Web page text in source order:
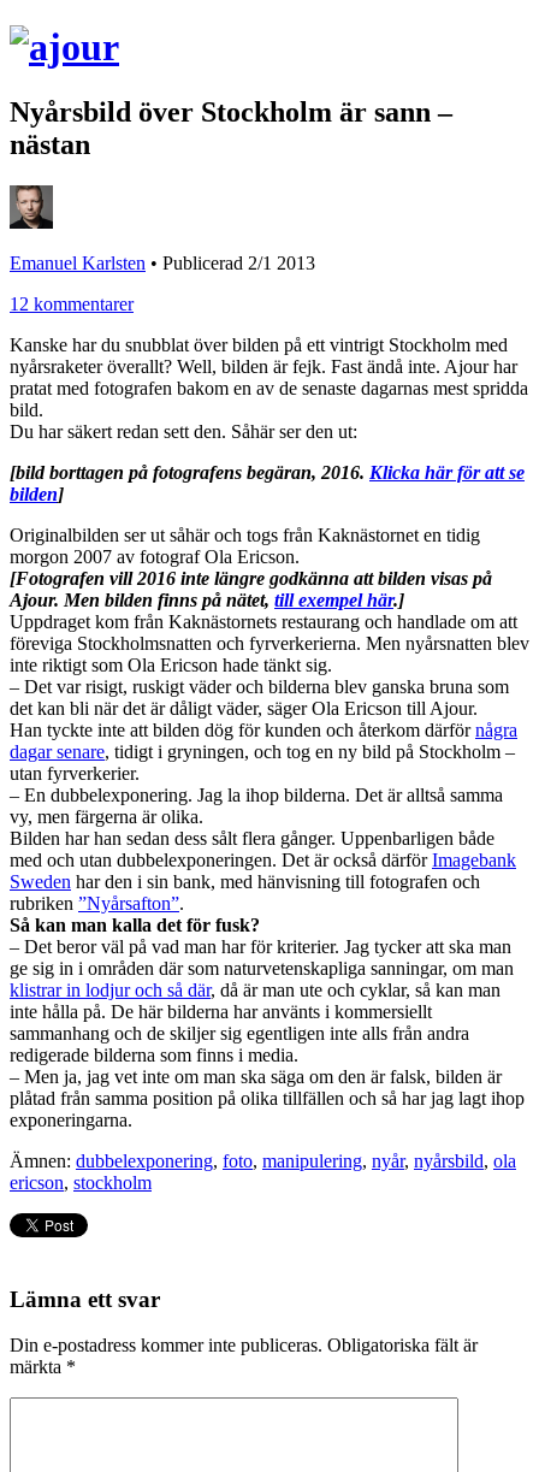
Nyårsbild över Stockholm är sann –
nästan
Emanuel Karlsten • Publicerad 2/1 2013
12 kommentarer
Kanske har du snubblat över bilden på ett vintrigt Stockholm med
nyårsraketer överallt? Well, bilden är fejk. Fast ändå inte. Ajour har
pratat med fotografen bakom en av de senaste dagarnas mest spridda
bild.
Du har säkert redan sett den. Såhär ser den ut:
[bild borttagen på fotografens begäran, 2016. Klicka här för att se
bilden]
Originalbilden ser ut såhär och togs från Kaknästornet en tidig
morgon 2007 av fotograf Ola Ericson.
[Fotografen vill 2016 inte längre godkänna att bilden visas på
Ajour. Men bilden finns på nätet, till exempel här.]
Uppdraget kom från Kaknästornets restaurang och handlade om att
föreviga Stockholmsnatten och fyrverkerierna. Men nyårsnatten blev
inte riktigt som Ola Ericson hade tänkt sig.
– Det var risigt, ruskigt väder och bilderna blev ganska bruna som
det kan bli när det är dåligt väder, säger Ola Ericson till Ajour.
Han tyckte inte att bilden dög för kunden och återkom därförnågra
dagar senare, tidigt i gryningen, och tog en ny bild på Stockholm –
utan fyrverkerier.
– En dubbelexponering. Jag la ihop bilderna. Det är alltså samma
vy, men färgerna är olika.
Bilden har han sedan dess sålt flera gånger. Uppenbarligen både
med och utan dubbelexponeringen. Det är också därförImagebank
Sweden har den i sin bank, med hänvisning till fotografen och
rubriken ”Nyårsafton”.
Så kan man kalla det för fusk?
– Det beror väl på vad man har för kriterier. Jag tycker att ska man
ge sig in i områden där som naturvetenskapliga sanningar, om man
klistrar in lodjur och så där, då är man ute och cyklar, så kan man
inte hålla på. De här bilderna har använts i kommersiellt
sammanhang och de skiljer sig egentligen inte alls från andra
redigerade bilderna som finns i media.
– Men ja, jag vet inte om man ska säga om den är falsk, bilden är
plåtad från samma position på olika tillfällen och så har jag lagt ihop
exponeringarna.
Ämnen: dubbelexponering, foto, manipulering, nyår, nyårsbild, ola
ericson, stockholm
Lämna ett svar
Din e-postadress kommer inte publiceras. Obligatoriska fält är
märkta *